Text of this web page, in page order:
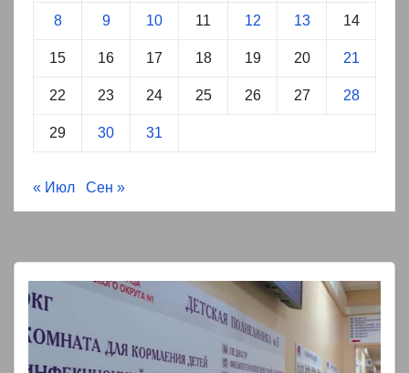
8 9 10 11 12 13 14
15 16 17 18 19 20 21
22 23 24 25 26 27 28
29 30 31
« Июл Сен »